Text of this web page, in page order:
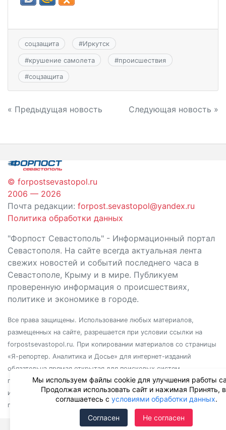
соцзащита #Иркутск
#крушение самолета #происшествия
#соцзащита
Навигация
записям
« Предыдущая новость Следующая новость »
© forpostsevastopol.ru
2006 — 2026
Почта редакции: forpost.sevastopol@yandex.ru
Политика обработки данных
"Форпост Севастополь" - Информационный портал
Севастополя. На сайте всегда актуальная лента
свежих новостей и событий последнего часа в
Севастополе, Крыму и в мире. Публикуем
проверенную информация о происшествиях,
политике и экономике в городе.
Все права защищены. Использование любых материалов,
размещенных на сайте, разрешается при условии ссылки на
forpostsevastopol.ru. При копировании материалов со страницы
«Я-репортер. Аналитика и Досье» для интернет-изданий
обязательна прямая открытая для поисковых систем
гиперссылка. Независимо от полного или частичного
использования материалов, ссылка должна быть размещена в
подзаголовке или первом абзаце материала.
Мы используем файлы cookie для улучшения работы
Продолжая использовать сайт и нажимая Принять,
соглашаетесь с условиями обработки данных.
Согласен Не согласен